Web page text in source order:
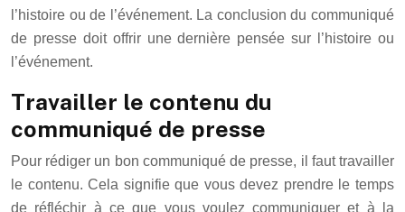
l’histoire ou de l’événement. La conclusion du communiqué
de presse doit offrir une dernière pensée sur l’histoire ou
l’événement.
Travailler le contenu du
communiqué de presse
Pour rédiger un bon communiqué de presse, il faut travailler
le contenu. Cela signifie que vous devez prendre le temps
de réfléchir à ce que vous voulez communiquer et à la